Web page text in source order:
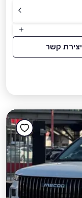
יצירת קשר